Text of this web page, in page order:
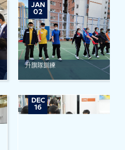
JAN
02
升旗隊訓練
DEC
16